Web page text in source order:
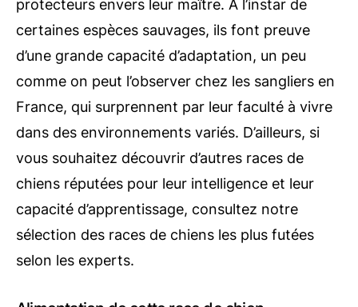
protecteurs envers leur maître. À l’instar de
certaines espèces sauvages, ils font preuve
d’une grande capacité d’adaptation, un peu
comme on peut l’observer chez les sangliers en
France, qui surprennent par leur faculté à vivre
dans des environnements variés. D’ailleurs, si
vous souhaitez découvrir d’autres races de
chiens réputées pour leur intelligence et leur
capacité d’apprentissage, consultez notre
sélection des races de chiens les plus futées
selon les experts.